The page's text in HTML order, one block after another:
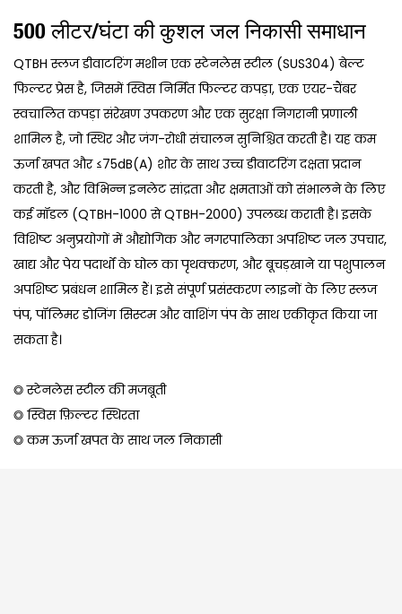
500 लीटर/घंटा की कुशल जल निकासी समाधान
QTBH स्लज डीवाटरिंग मशीन एक स्टेनलेस स्टील (SUS304) बेल्ट
फिल्टर प्रेस है, जिसमें स्विस निर्मित फिल्टर कपड़ा, एक एयर-चैंबर
स्वचालित कपड़ा संरेखण उपकरण और एक सुरक्षा निगरानी प्रणाली
शामिल है, जो स्थिर और जंग-रोधी संचालन सुनिश्चित करती है। यह कम
ऊर्जा खपत और ≤75dB(A) शोर के साथ उच्च डीवाटरिंग दक्षता प्रदान
करती है, और विभिन्न इनलेट सांद्रता और क्षमताओं को संभालने के लिए
कई मॉडल (QTBH-1000 से QTBH-2000) उपलब्ध कराती है। इसके
विशिष्ट अनुप्रयोगों में औद्योगिक और नगरपालिका अपशिष्ट जल उपचार,
खाद्य और पेय पदार्थों के घोल का पृथक्करण, और बूचड़खाने या पशुपालन
अपशिष्ट प्रबंधन शामिल हैं। इसे संपूर्ण प्रसंस्करण लाइनों के लिए स्लज
पंप, पॉलिमर डोजिंग सिस्टम और वाशिंग पंप के साथ एकीकृत किया जा
सकता है।
◎ स्टेनलेस स्टील की मजबूती
◎ स्विस फ़िल्टर स्थिरता
◎ कम ऊर्जा खपत के साथ जल निकासी